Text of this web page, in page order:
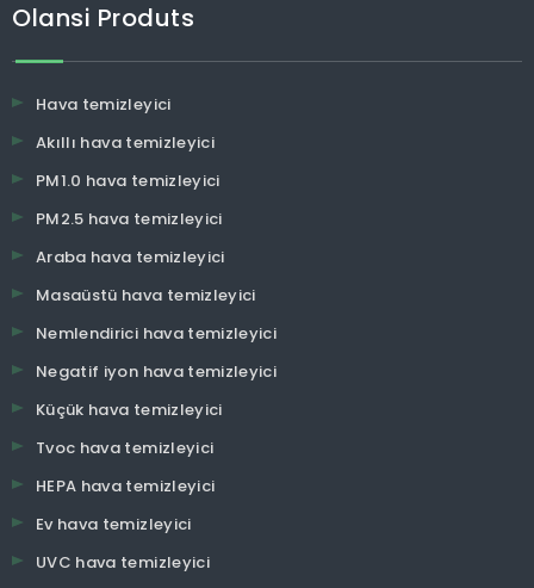
Olansi Produts
Hava temizleyici
Akıllı hava temizleyici
PM1.0 hava temizleyici
PM2.5 hava temizleyici
Araba hava temizleyici
Masaüstü hava temizleyici
Nemlendirici hava temizleyici
Negatif iyon hava temizleyici
Küçük hava temizleyici
Tvoc hava temizleyici
HEPA hava temizleyici
Ev hava temizleyici
UVC hava temizleyici